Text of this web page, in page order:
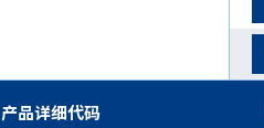
产品详细代码